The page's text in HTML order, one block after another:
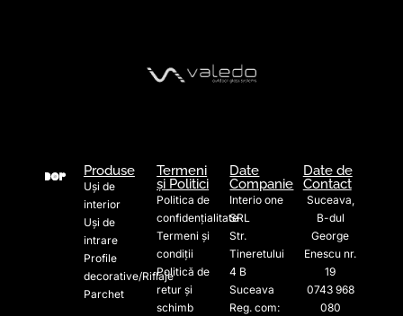
Produse
Uși de
interior
Uși de
intrare
Profile
decorative/Riflaje
Parchet
Termeni
și Politici
Politica de
confidențialitate
Termeni și
condiții
Politică de
retur și
schimb
Date
Companie
Interio one
SRL
Str.
Tineretului
4 B
Suceava
Reg. com:
Date de
Contact
Suceava,
B-dul
George
Enescu nr.
19
0743 968
080